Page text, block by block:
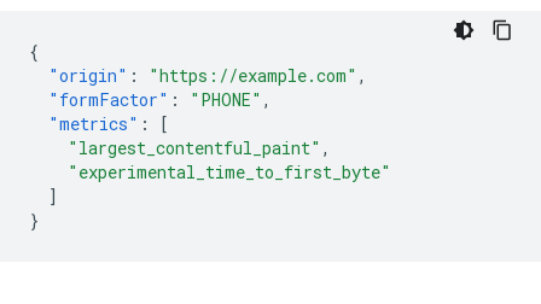
{
"origin" : "https://example.com" ,
"formFactor" : "PHONE" ,
"metrics" :
[
"largest_contentful_paint" ,
"experimental_time_to_first_byte"
]
}